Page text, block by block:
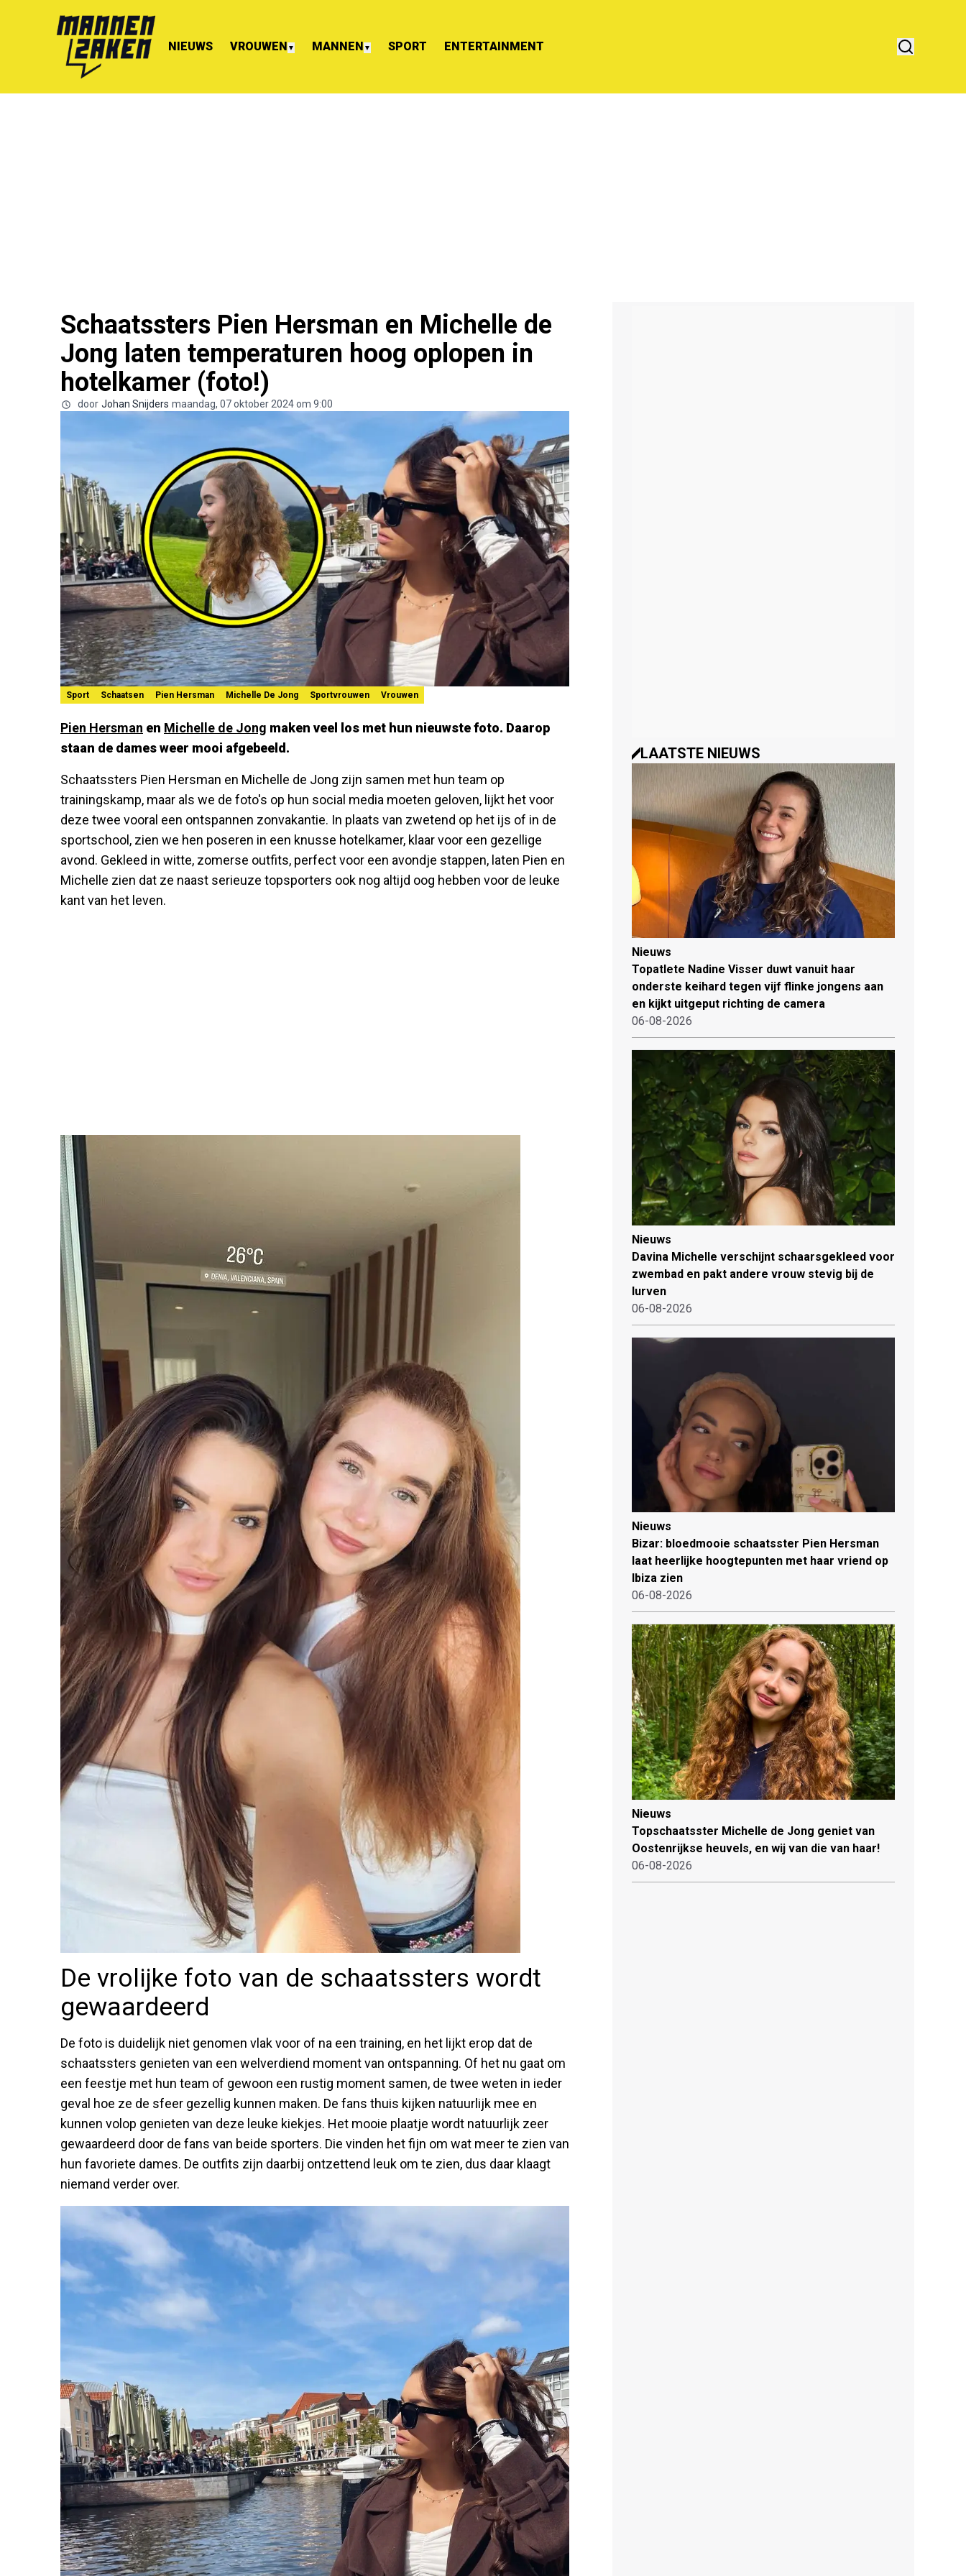
NIEUWS VROUWEN ▼ MANNEN ▼ SPORT ENTERTAINMENT
Schaatssters Pien Hersman en Michelle de
Jong laten temperaturen hoog oplopen in
hotelkamer (foto!)
door Johan Snijders maandag, 07 oktober 2024 om 9:00
Sport Schaatsen Pien Hersman Michelle De Jong Sportvrouwen Vrouwen
Pien Hersman en Michelle de Jong maken veel los met hun nieuwste foto. Daarop
staan de dames weer mooi afgebeeld.
Schaatssters Pien Hersman en Michelle de Jong zijn samen met hun team op
trainingskamp, maar als we de foto's op hun social media moeten geloven, lijkt het voor
deze twee vooral een ontspannen zonvakantie. In plaats van zwetend op het ijs of in de
sportschool, zien we hen poseren in een knusse hotelkamer, klaar voor een gezellige
avond. Gekleed in witte, zomerse outfits, perfect voor een avondje stappen, laten Pien en
Michelle zien dat ze naast serieuze topsporters ook nog altijd oog hebben voor de leuke
kant van het leven.
De vrolijke foto van de schaatssters wordt
gewaardeerd
De foto is duidelijk niet genomen vlak voor of na een training, en het lijkt erop dat de
schaatssters genieten van een welverdiend moment van ontspanning. Of het nu gaat om
een feestje met hun team of gewoon een rustig moment samen, de twee weten in ieder
geval hoe ze de sfeer gezellig kunnen maken. De fans thuis kijken natuurlijk mee en
kunnen volop genieten van deze leuke kiekjes. Het mooie plaatje wordt natuurlijk zeer
gewaardeerd door de fans van beide sporters. Die vinden het fijn om wat meer te zien van
hun favoriete dames. De outfits zijn daarbij ontzettend leuk om te zien, dus daar klaagt
niemand verder over.
LAATSTE NIEUWS
Nieuws
Topatlete Nadine Visser duwt vanuit haar
onderste keihard tegen vijf flinke jongens aan
en kijkt uitgeput richting de camera
06-08-2026
Nieuws
Davina Michelle verschijnt schaarsgekleed voor
zwembad en pakt andere vrouw stevig bij de
lurven
06-08-2026
Nieuws
Bizar: bloedmooie schaatsster Pien Hersman
laat heerlijke hoogtepunten met haar vriend op
Ibiza zien
06-08-2026
Nieuws
Topschaatsster Michelle de Jong geniet van
Oostenrijkse heuvels, en wij van die van haar!
06-08-2026